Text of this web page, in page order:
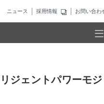
ニュース 採用情報 お問い合わ
ジェントパワーモジ